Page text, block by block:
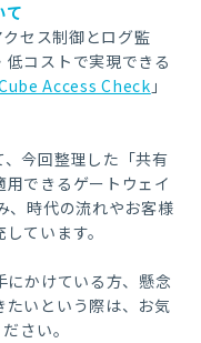
セス制御とログ監
コストで実現できる
Access Check 」
今回整理した「共有
できるゲートウェイ
、時代の流れやお客様
ています。
かけている方、懸念
たいという際は、お気
さい。